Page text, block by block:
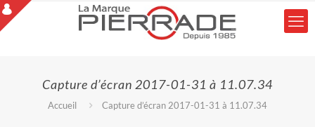
Capture d’écran 2017-01-31 à 11.07.34
Accueil Capture d’écran 2017-01-31 à 11.07.34